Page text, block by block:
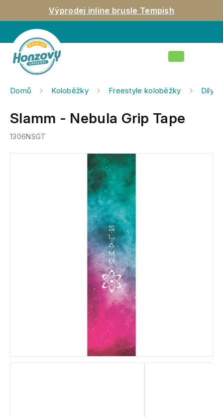
obsah
Výprodej inline brusle Tempish
Nákupní
Domů Koloběžky Freestyle koloběžky Díly
Slamm - Nebula Grip Tape
1306NSGT